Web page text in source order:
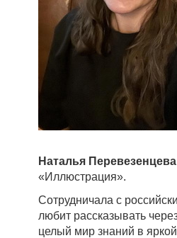
Наталья Перевезенцева
«Иллюстрация».
Сотрудничала с
любит рассказывать
целый мир знаний в